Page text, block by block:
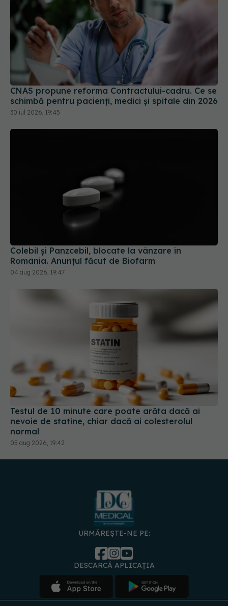
CNAS propune reforma Contractului-cadru. Ce se
schimbă pentru pacienți, medici și spitale din 2026
30 iul 2026, 19:45
Colebil și Panzcebil, blocate la vânzare în
România. Anunțul făcut de Biofarm
04 aug 2026, 19:47
Testul de 10 minute care poate arăta dacă ai
nevoie de statine, chiar dacă ai colesterolul
normal
05 aug 2026, 19:42
URMĂREȘTE-NE PE:
DESCARCĂ APLICAȚIA